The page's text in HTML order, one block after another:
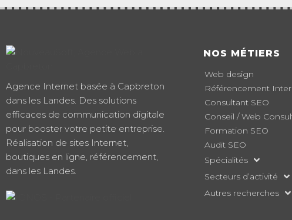
Agence Internet basée à Capbreton
dans les Landes. Des solutions
efficaces de communication digitale
pour booster votre petite entreprise.
Réalisation de sites Internet,
boutiques en ligne, référencement,
dans les Landes.
NOS MÉTIERS
Web design
Référencement
Consultant SEO
Conseil / Web
Formation SEO
Audit SEO
Spécialités
Secteurs d’activité
Autres recherches